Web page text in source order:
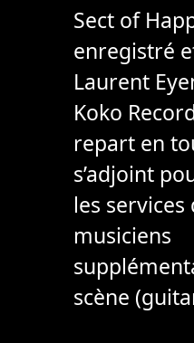
Sect of
enregistré
Laurent
Koko
repart en
s’adjoint
les services
musiciens
scène